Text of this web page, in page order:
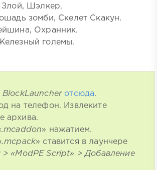
Злой, Шэлкер.
зомби, Скелет Скакун.
Охранник.
големы.
BlockLauncher отсюда.
на телефон. Извлеките
архива.
.mcaddon» нажатием.
.mcpack» ставится в лаунчере
> «ModPE Script» > Добавление